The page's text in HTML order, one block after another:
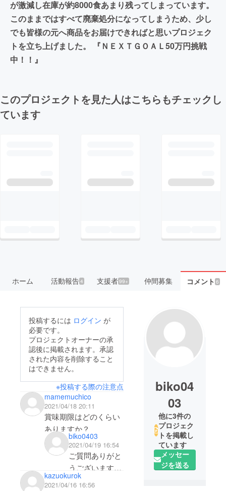
が激減し在庫が約8000食あまり残ってしまっています。
このままではすべて廃棄処分になってしまうため、少し
でも皆様の元へ商品をお届けできればと思いプロジェク
トを立ち上げました。 『ＮＥＸＴＧＯＡＬ50万円挑戦
中！！』
このプロジェクトを見た人はこちらもチェックし
ています
ホーム 活動報告4 支援者99+ 仲間募集 コメント6
投稿するには ログイン が
必要です。
プロジェクトオーナーの承
認後に掲載されます。承認
された内容を削除すること
はできません。
※投稿する際の注意点
mamemuchico
2021/04/18 20:11
賞味期限はどのくらい
ありますか？
biko0403
2021/04/19 16:54
ご質問ありがと
うございます。
賞味期限は2022
kazuokurok
2021/04/16 16:56
biko04
03
他に3件の
プロジェク
トを掲載し
ています
メッセー
ジを送る